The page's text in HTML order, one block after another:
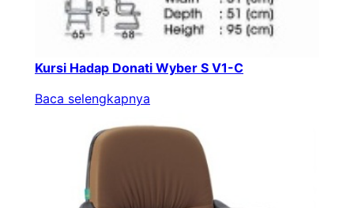
Kursi Hadap Donati Wyber S V1-C
Baca selengkapnya